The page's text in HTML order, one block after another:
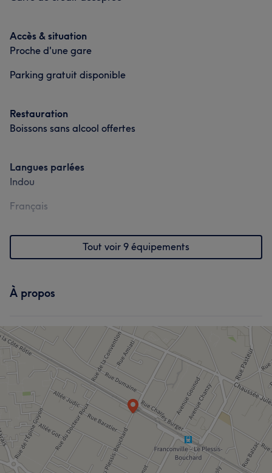
Accès & situation
Proche d'une gare
Parking gratuit disponible
Restauration
Boissons sans alcool offertes
Langues parlées
Indou
Français
Tout voir 9 équipements
À propos